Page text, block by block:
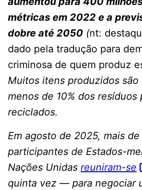
métricas em 2022 e a
dobre até 2050 (nt:
dado pela tradução para
criminosa de quem produz
Muitos itens produzidos
menos de 10% dos resíduos
reciclados.
Em agosto de 2025, mais
participantes de Estados-
Nações Unidas reuniram-se
quinta vez — para negociar